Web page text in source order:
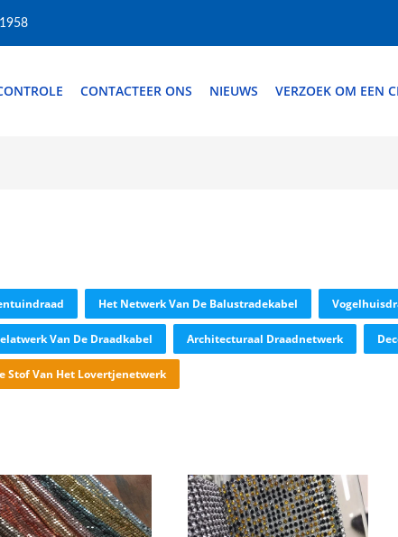
CONTACTEER ONS NIEUWS VERZOEK OM EEN
Het Netwerk Van De Balustradekabel
Van De Draadkabel Architecturaal Draadnetwerk
Stof Van Het Lovertjenetwerk